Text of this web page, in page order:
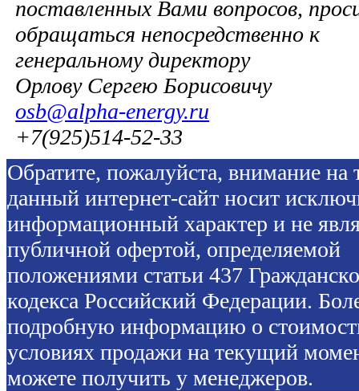
поставленных Вами вопросов,
обращаться непосредственно к
генеральному директору
Орлову Сергею Борисовичу
osb@alpha-energy.ru
+7(925)514-52-33
Обратите, пожалуйста, внимание на
данный интернет-сайт носит
информационный характер и не
публичной офертой, определяемой
положениями статьи 437
кодекса Российский Федерации.
подробную информацию о
условиях продажи на текущий
можете получить у менеджеров.